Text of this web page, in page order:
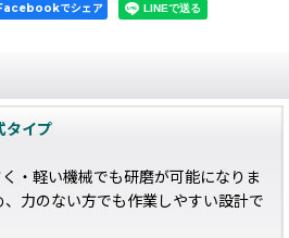
でシェア
タイプ
・軽い機械でも研磨が可能になりま
力のない方でも作業しやすい設計で